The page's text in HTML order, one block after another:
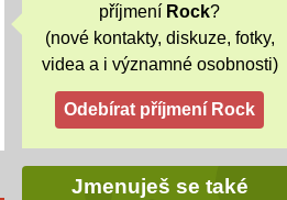
příjmení Rock?
(nové kontakty, diskuze, fotky,
videa a i významné osobnosti)
Jmenuješ se také